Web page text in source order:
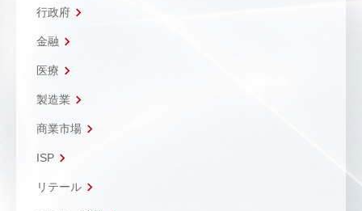
行政府
金融
医療
製造業
商業市場
ISP
リテール